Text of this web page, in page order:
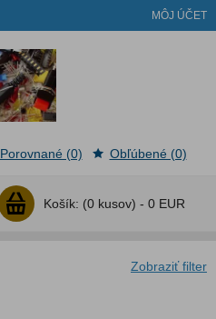
MÔJ ÚČET
Košík: (0 kusov) - 0 EUR
Porovnané (0) Obľúbené (0)
Zobraziť filter